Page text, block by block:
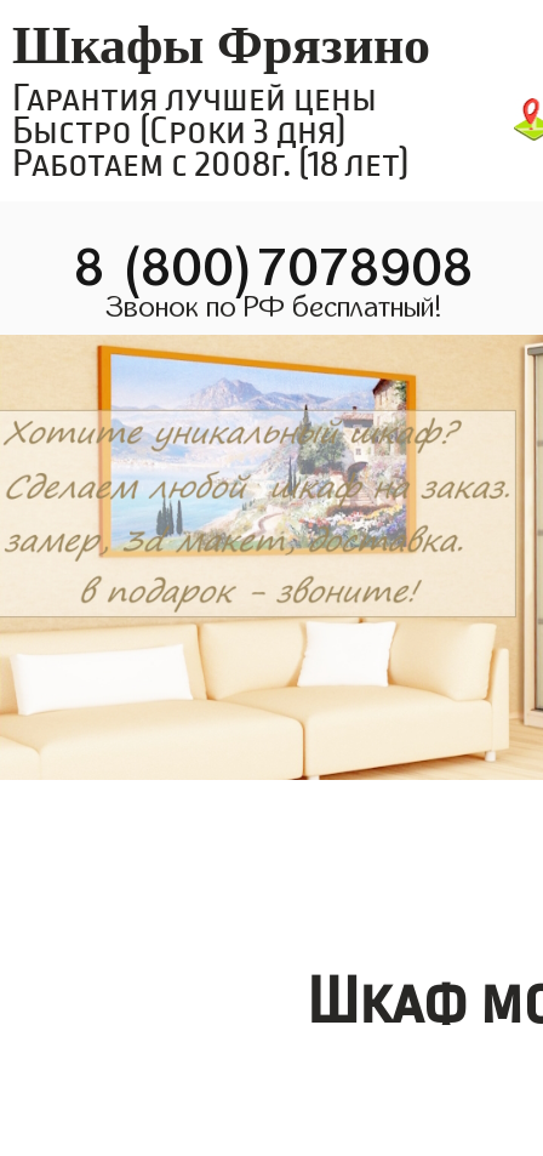
Шкафы Фрязино
Гарантия лучшей цены
Быстро (Сроки 3 дня)
Работаем с 2008г. (18 лет)
8 (800)7078908
Звонок по РФ бесплатный!
Шкаф